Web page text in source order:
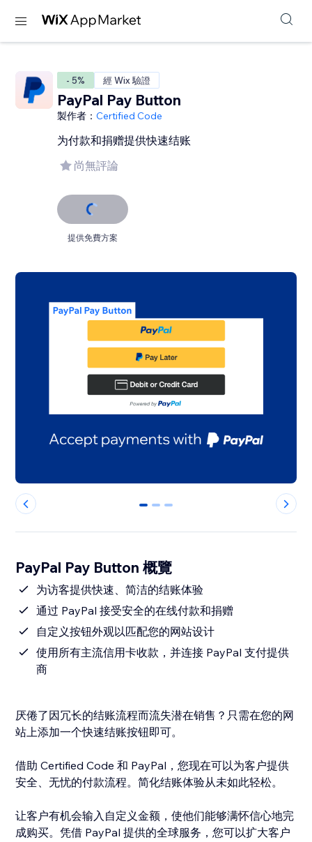
- 5% 經 Wix 驗證
PayPal Pay Button
製作者：Certified Code
为付款和捐赠提供快速结账
尚無評論
提供免費方案
0 1 2
PayPal Pay Button 概覽
为访客提供快速、简洁的结账体验
通过 PayPal 接受安全的在线付款和捐赠
自定义按钮外观以匹配您的网站设计
使用所有主流信用卡收款，并连接 PayPal 支付提供
商
厌倦了因冗长的结账流程而流失潜在销售？只需在您的网
站上添加一个快速结账按钮即可。
借助 Certified Code 和 PayPal，您现在可以为客户提供
安全、无忧的付款流程。简化结账体验从未如此轻松。
让客户有机会输入自定义金额，使他们能够满怀信心地完
成购买。凭借 PayPal 提供的全球服务，您可以扩大客户